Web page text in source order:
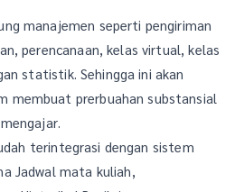
manajemen seperti pengiriman
perencanaan, kelas virtual, kelas
statistik. Sehingga ini akan
membuat prerbuahan substansial
terintegrasi dengan sistem
Jadwal mata kuliah,